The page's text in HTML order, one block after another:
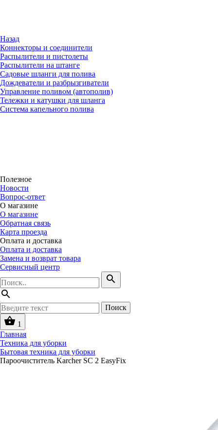
Назад
Коннекторы и соединители
Распылители и пистолеты
Распылители на штанге
Садовые шланги для полива
Дождеватели и разбрызгиватели
Управление поливом (автополив)
Тележки и катушки для шланга
Система капельного полива
Полезное
Новости
Вопрос-ответ
О магазине
О магазине
Обратная связь
Карта проезда
Оплата и доставка
Оплата и доставка
Замена и возврат товара
Сервисный центр
search
search
Поиск
shopping_basket 1
Главная
Техника для уборки
Бытовая техника для уборки
Пароочиститель Karcher SC 2 EasyFix